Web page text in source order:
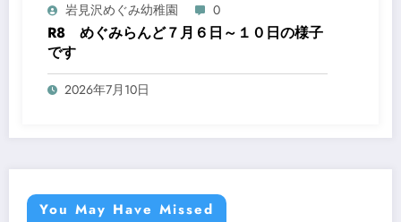
岩見沢めぐみ幼稚園 0
R8 めぐみらんど７月６日～１０日の様子
です
2026年7月10日
You May Have Missed